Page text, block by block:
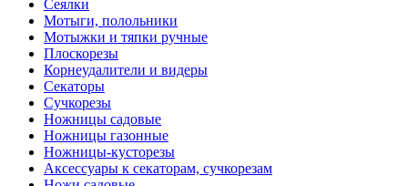
Сеялки
Мотыги, полольники
Мотыжки и тяпки ручные
Плоскорезы
Корнеудалители и видеры
Секаторы
Сучкорезы
Ножницы садовые
Ножницы газонные
Ножницы-кусторезы
Аксессуары к секаторам, сучкорезам